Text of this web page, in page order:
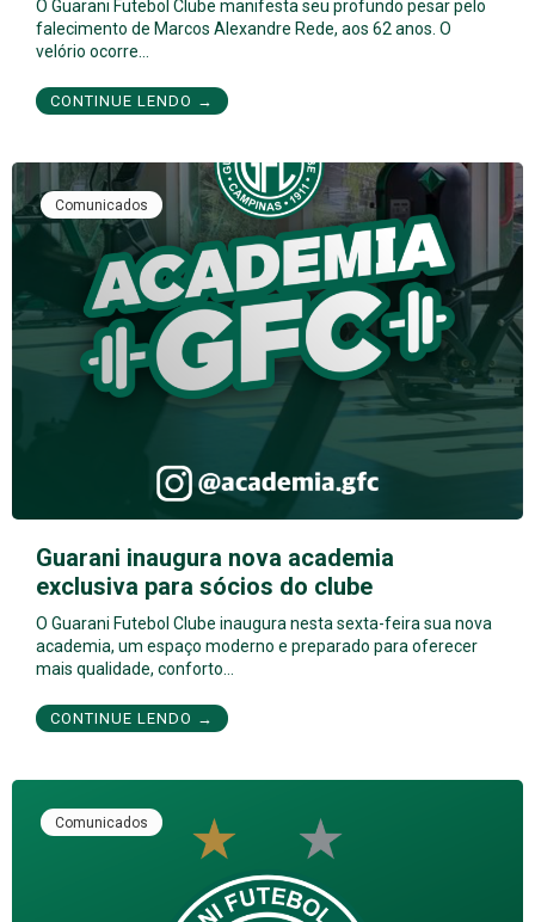
O Guarani Futebol Clube manifesta seu profundo pesar pelo
falecimento de Marcos Alexandre Rede, aos 62 anos. O
velório ocorre…
CONTINUE LENDO →
Comunicados
Guarani inaugura nova academia
exclusiva para sócios do clube
O Guarani Futebol Clube inaugura nesta sexta-feira sua nova
academia, um espaço moderno e preparado para oferecer
mais qualidade, conforto…
CONTINUE LENDO →
Comunicados